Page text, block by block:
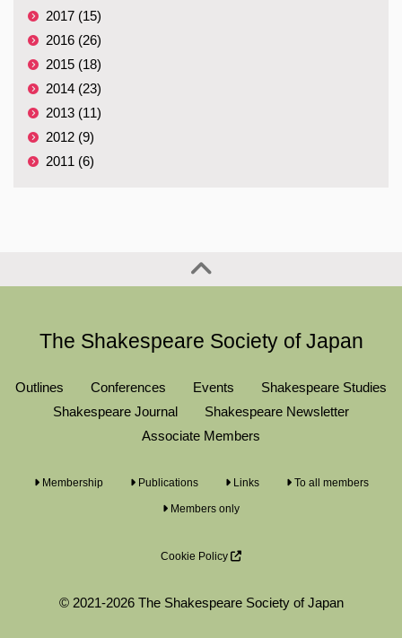
2017 (15)
2016 (26)
2015 (18)
2014 (23)
2013 (11)
2012 (9)
2011 (6)
The Shakespeare Society of Japan
Outlines Conferences Events
Shakespeare Studies
Shakespeare Journal
Shakespeare Newsletter
Associate Members
Membership Publications Links To all members
Members only
Cookie Policy
© 2021-2026 The Shakespeare Society of Japan